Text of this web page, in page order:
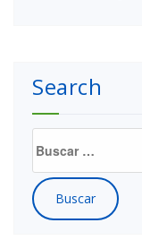
Search
Buscar: